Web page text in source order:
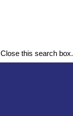
Close this search box.